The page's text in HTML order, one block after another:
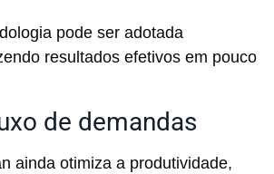
pode ser adotada
resultados efetivos em pouco
de demandas
ainda otimiza a produtividade,